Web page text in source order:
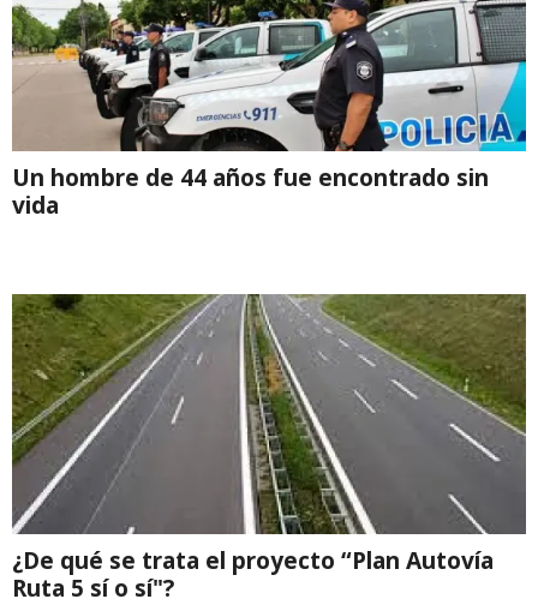
Un hombre de 44 años fue encontrado sin
vida
¿De qué se trata el proyecto “Plan Autovía
Ruta 5 sí o sí"?